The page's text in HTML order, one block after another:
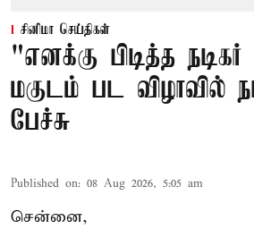
சினிமா செய்திகள்
"எனக்கு பிடித்த
மகுடம் பட விழாவில்
பேச்சு
Published on: 08 Aug 2026, 5:05 am
சென்னை,